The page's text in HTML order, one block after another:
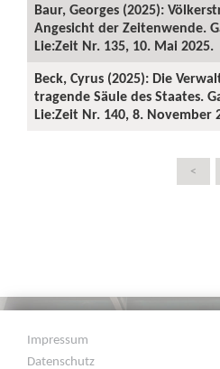
Baur, Georges (2025):
Angesicht der Zeitenwende.
Lie:Zeit Nr. 135, 10. Mai 2025.
Beck, Cyrus (2025): Die
tragende Säule des Staates.
Lie:Zeit Nr. 140, 8. November
<
Impressum
Datenschutz